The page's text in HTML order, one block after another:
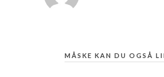
MÅSKE KAN DU OGSÅ